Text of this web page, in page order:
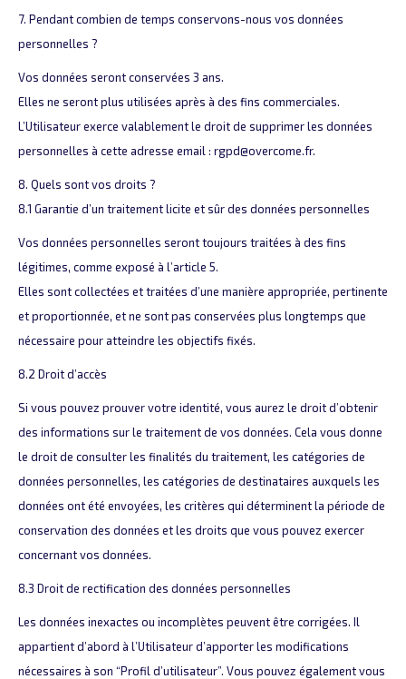
7. Pendant combien de temps conservons-nous vos données
personnelles ?
Vos données seront conservées 3 ans.
Elles ne seront plus utilisées après à des fins commerciales.
L’Utilisateur exerce valablement le droit de supprimer les données
personnelles à cette adresse email : rgpd@overcome.fr.
8. Quels sont vos droits ?
8.1 Garantie d’un traitement licite et sûr des données personnelles
Vos données personnelles seront toujours traitées à des fins
légitimes, comme exposé à l’article 5.
Elles sont collectées et traitées d’une manière appropriée, pertinente
et proportionnée, et ne sont pas conservées plus longtemps que
nécessaire pour atteindre les objectifs fixés.
8.2 Droit d’accès
Si vous pouvez prouver votre identité, vous aurez le droit d’obtenir
des informations sur le traitement de vos données. Cela vous donne
le droit de consulter les finalités du traitement, les catégories de
données personnelles, les catégories de destinataires auxquels les
données ont été envoyées, les critères qui déterminent la période de
conservation des données et les droits que vous pouvez exercer
concernant vos données.
8.3 Droit de rectification des données personnelles
Les données inexactes ou incomplètes peuvent être corrigées. Il
appartient d’abord à l’Utilisateur d’apporter les modifications
nécessaires à son “Profil d’utilisateur”. Vous pouvez également vous